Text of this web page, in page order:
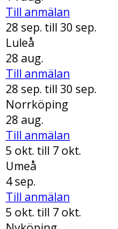
Till anmälan
28 sep. till 30 sep.
Luleå
28 aug.
Till anmälan
28 sep. till 30 sep.
Norrköping
28 aug.
Till anmälan
5 okt. till 7 okt.
Umeå
4 sep.
Till anmälan
5 okt. till 7 okt.